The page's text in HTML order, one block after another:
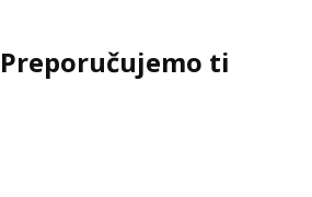
Preporučujemo ti